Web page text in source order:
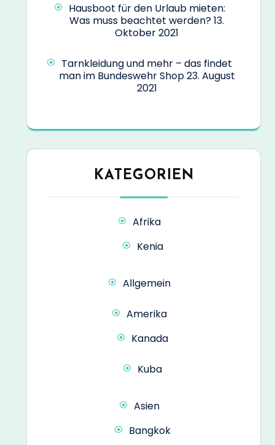
Hausboot für den Urlaub mieten:
Was muss beachtet werden?13.
Oktober 2021
Tarnkleidung und mehr – das findet
man im Bundeswehr Shop23. August
2021
KATEGORIEN
Afrika
Kenia
Allgemein
Amerika
Kanada
Kuba
Asien
Bangkok